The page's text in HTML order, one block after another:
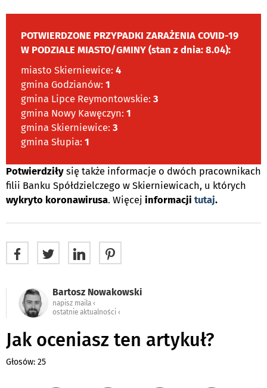
POTWIERDZONE PRZYPADKI ZARAŻENIA COVID-19
W PODZIALE MIASTO/GMINY (stan z dnia: 8.04):
miasto Skierniewice: 4
gmina Godzianów: 1
gmina Lipce Reymontowskie: 3
gmina Nowy Kawęczyn: 1
gmina Skierniewice: 3
gmina Słupia: 1
Potwierdziły się także informacje o dwóch pracownikach
filii Banku Spółdzielczego w Skierniewicach, u których
wykryto koronawirusa. Więcej informacji tutaj.
Bartosz Nowakowski
napisz maila ‹
ostatnie aktualności ‹
Jak oceniasz ten artykuł?
Głosów: 25